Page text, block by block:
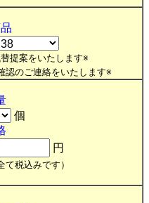
提案をいたします※
認のご連絡をいたします※
個
円
て税込みです）